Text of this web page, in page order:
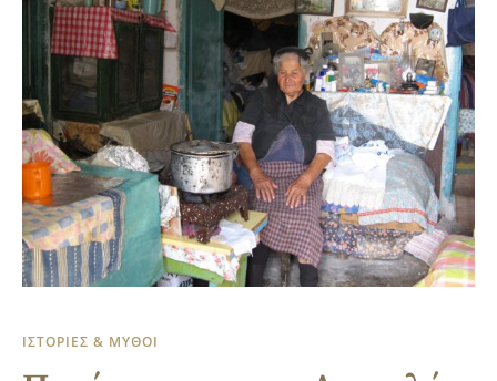
ΙΣΤΟΡΙΕΣ & ΜΥΘΟΙ